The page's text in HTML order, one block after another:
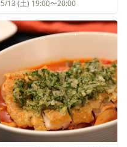
5/13 (土) 19:00〜20:00